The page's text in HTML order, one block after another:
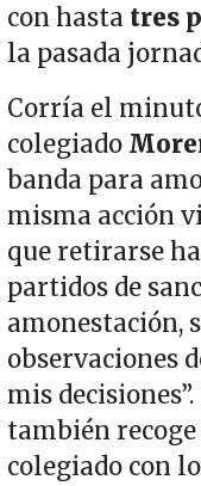
con hasta tres
la pasada
Corría el
colegiado
banda para
misma acción
que retirarse
partidos de
amonestación,
observaciones
mis
también
colegiado con